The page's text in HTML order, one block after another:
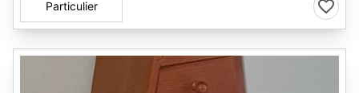
Particulier